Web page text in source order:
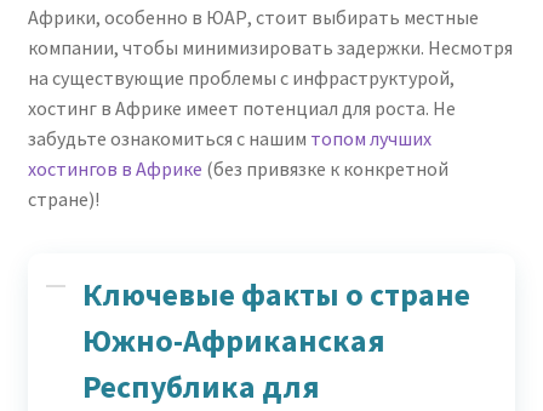
Африки, особенно в ЮАР, стоит выбирать местные
компании, чтобы минимизировать задержки. Несмотря
на существующие проблемы с инфраструктурой,
хостинг в Африке имеет потенциал для роста. Не
забудьте ознакомиться с нашим топом лучших
хостингов в Африке (без привязке к конкретной
стране)!
Ключевые факты о стране
Южно-Африканская
Республика для